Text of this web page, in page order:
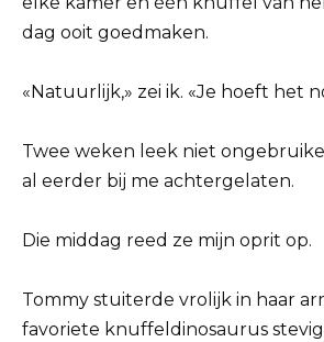
dag ooit goedmaken.
«Natuurlijk,» zei ik. «Je hoeft het
Twee weken leek niet
al eerder bij me achtergelaten.
Die middag reed ze mijn oprit op.
Tommy stuiterde vrolijk in haar
favoriete knuffeldinosaurus